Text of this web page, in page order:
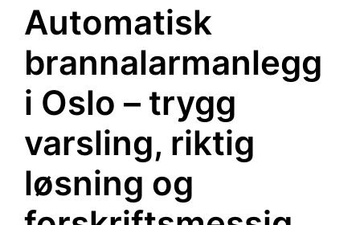
Automatisk
brannalarmanlegg
i Oslo – trygg
varsling, riktig
løsning og